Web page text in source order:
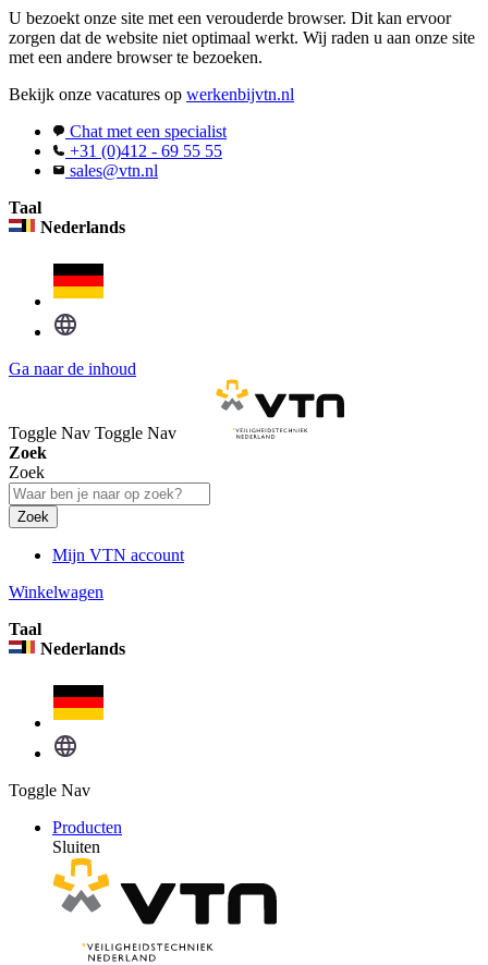
U bezoekt onze site met een verouderde browser. Dit kan ervoor
zorgen dat de website niet optimaal werkt. Wij raden u aan onze site
met een andere browser te bezoeken.
Bekijk onze vacatures op werkenbijvtn.nl
Chat met een specialist
+31 (0)412 - 69 55 55
sales@vtn.nl
Taal
Nederlands
Ga naar de inhoud
Toggle Nav Toggle Nav
Zoek
Zoek
Zoek
Mijn VTN account
Winkelwagen
Taal
Nederlands
Toggle Nav
Producten
Sluiten